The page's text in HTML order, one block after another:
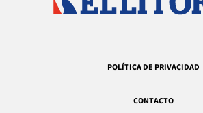
POLÍTICA DE PRIVACIDAD
CONTACTO